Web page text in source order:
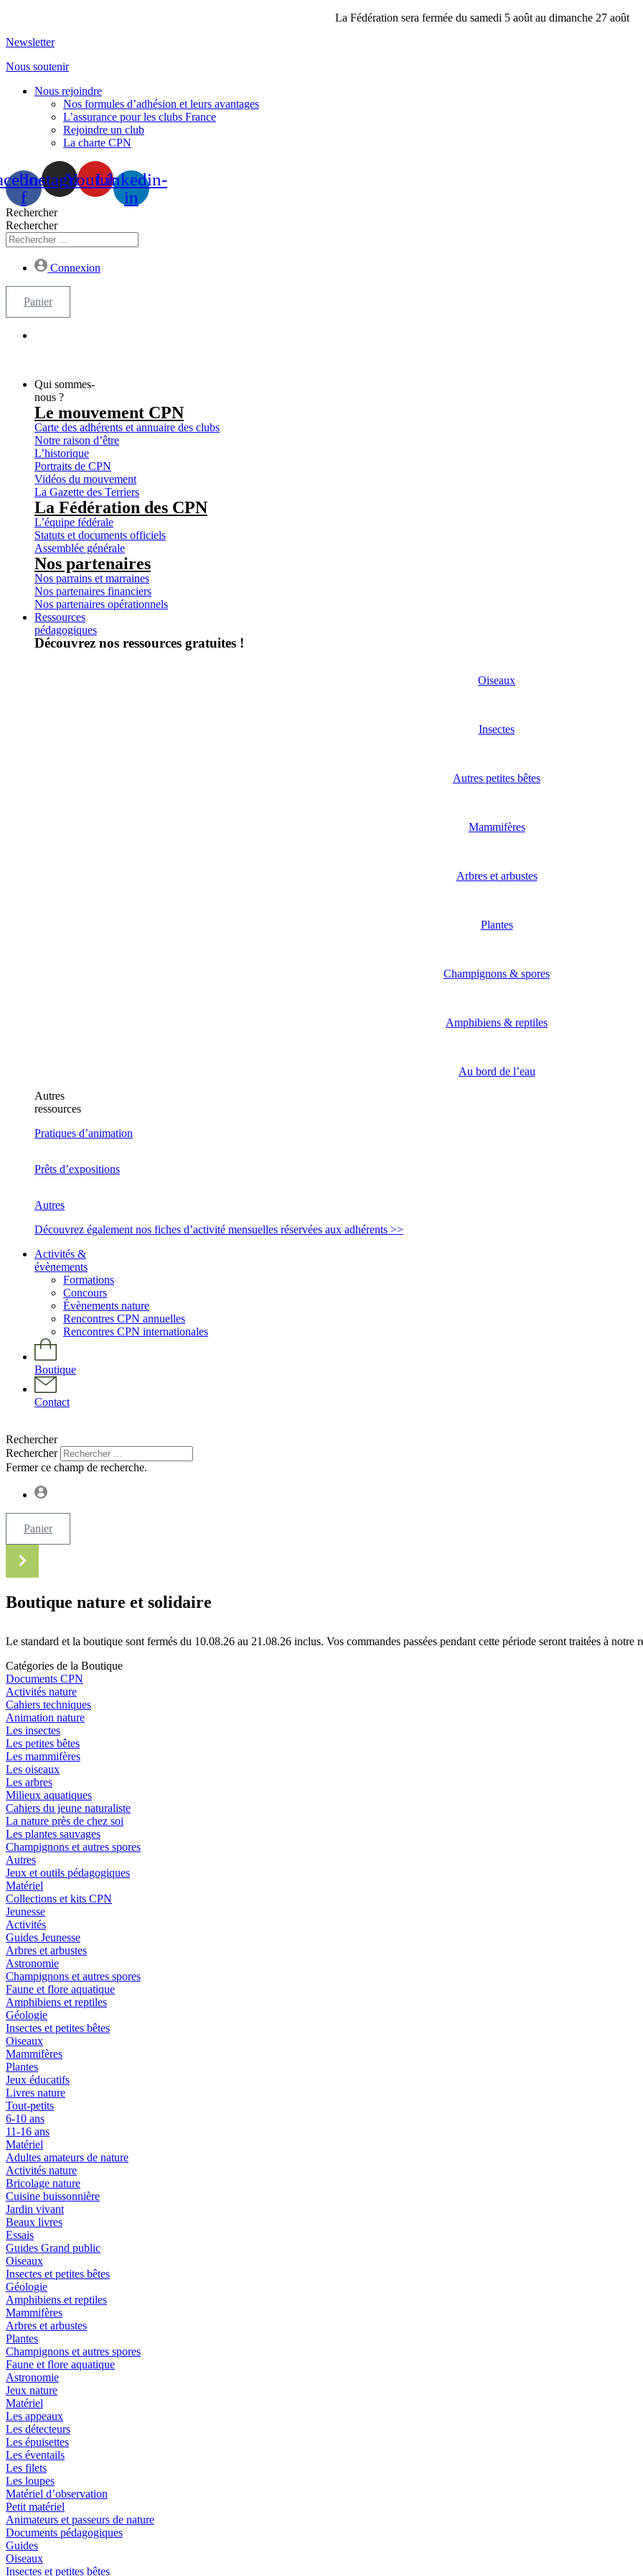
contenu
La Fédération sera fermée du samedi 5 août au dimanche 27 août
Newsletter
Nous soutenir
Nous rejoindre
Nos formules d’adhésion et leurs avantages
L’assurance pour les clubs France
Rejoindre un club
La charte CPN
f
InstagramYoutubeLinkedin-
in
Rechercher
Rechercher
Connexion
Panier
Qui sommes-
nous ?
Le mouvement CPN
Carte des adhérents et annuaire des clubs
Notre raison d’être
L’historique
Portraits de CPN
Vidéos du mouvement
La Gazette des Terriers
La Fédération des CPN
L’équipe fédérale
Statuts et documents officiels
Assemblée générale
Nos partenaires
Nos parrains et marraines
Nos partenaires financiers
Nos partenaires opérationnels
Ressources
pédagogiques
Découvrez nos ressources gratuites !
Oiseaux
Insectes
Autres petites bêtes
Mammifères
Arbres et arbustes
Plantes
Champignons & spores
Amphibiens & reptiles
Au bord de l’eau
Autres
ressources
Pratiques d’animation
Prêts d’expositions
Autres
Découvrez également nos fiches d’activité mensuelles réservées aux adhérents >>
Activités &
évènements
Formations
Concours
Évènements nature
Rencontres CPN annuelles
Rencontres CPN internationales
Boutique
Contact
Rechercher
Rechercher
Fermer ce champ de recherche.
Panier
Boutique nature et solidaire
Le standard et la boutique sont fermés du 10.08.26 au 21.08.26 inclus. Vos commandes passées pendant cette période seront traitées à notre
Catégories de la Boutique
Documents CPN
Activités nature
Cahiers techniques
Animation nature
Les insectes
Les petites bêtes
Les mammifères
Les oiseaux
Les arbres
Milieux aquatiques
Cahiers du jeune naturaliste
La nature près de chez soi
Les plantes sauvages
Champignons et autres spores
Autres
Jeux et outils pédagogiques
Matériel
Collections et kits CPN
Jeunesse
Activités
Guides Jeunesse
Arbres et arbustes
Astronomie
Champignons et autres spores
Faune et flore aquatique
Amphibiens et reptiles
Géologie
Insectes et petites bêtes
Oiseaux
Mammifères
Plantes
Jeux éducatifs
Livres nature
Tout-petits
6-10 ans
11-16 ans
Matériel
Adultes amateurs de nature
Activités nature
Bricolage nature
Cuisine buissonnière
Jardin vivant
Beaux livres
Essais
Guides Grand public
Oiseaux
Insectes et petites bêtes
Géologie
Amphibiens et reptiles
Mammifères
Arbres et arbustes
Plantes
Champignons et autres spores
Faune et flore aquatique
Astronomie
Jeux nature
Matériel
Les appeaux
Les détecteurs
Les épuisettes
Les éventails
Les filets
Les loupes
Matériel d’observation
Petit matériel
Animateurs et passeurs de nature
Documents pédagogiques
Guides
Oiseaux
Insectes et petites bêtes